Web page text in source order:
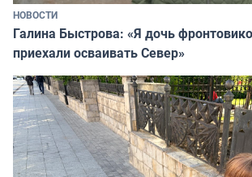
НОВОСТИ
Галина Быстрова: «Я дочь
приехали осваивать Север»